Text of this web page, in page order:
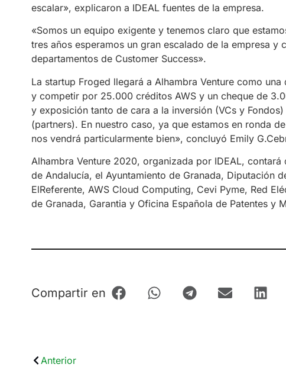
escalar», explicaron a IDEAL fuentes de la empresa.
«Somos un equipo exigente y tenemos claro que
tres años esperamos un gran escalado de la empresa y
departamentos de Customer Success».
La startup Froged llegará a Alhambra Venture como
y competir por 25.000 créditos AWS y un cheque de
y exposición tanto de cara a la inversión (VCs y
(partners). En nuestro caso, ya que estamos en ronda
nos vendrá particularmente bien», concluyó Emily
Alhambra Venture 2020, organizada por IDEAL,
de Andalucía, el Ayuntamiento de Granada, Diputación
ElReferente, AWS Cloud Computing, Cevi Pyme, Red
de Granada, Garantia y Oficina Española de Patentes y
Compartir en
Anterior